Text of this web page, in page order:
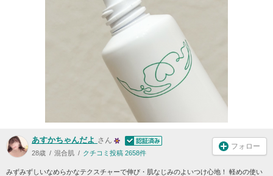
あすかちゃんだよ さん
28歳 混合肌 クチコミ投稿 2658件
フォロー
みずみずしいなめらかなテクスチャーで伸び・肌なじみのよいつけ心地！ 軽めの使い